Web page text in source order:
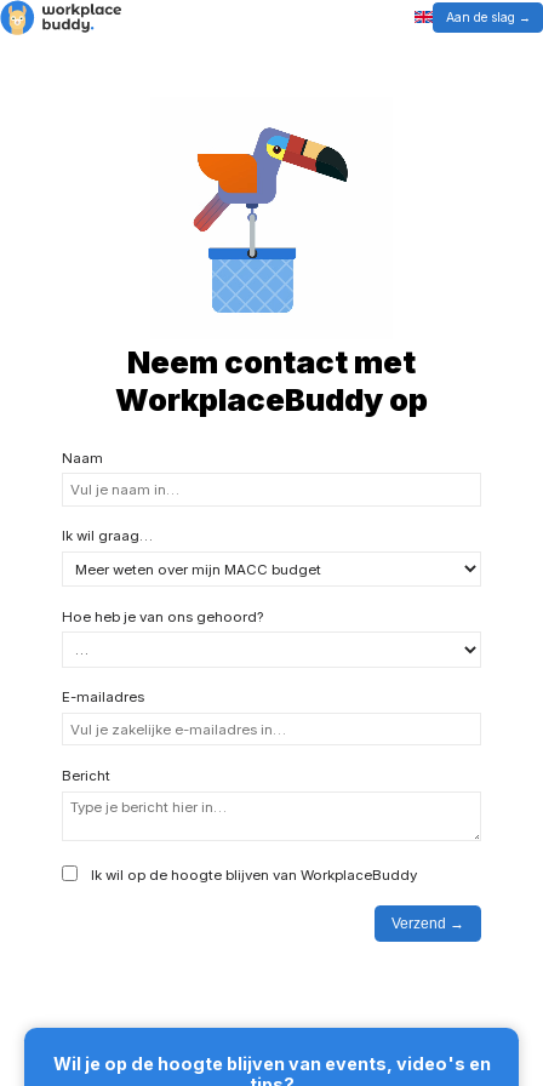
Aan de slag
Neem contact met
WorkplaceBuddy op
Naam
Ik wil graag…
Hoe heb je van ons gehoord?
E-mailadres
Bericht
Ik wil op de hoogte blijven van WorkplaceBuddy
Verzend
Wil je op de hoogte blijven van events, video's en